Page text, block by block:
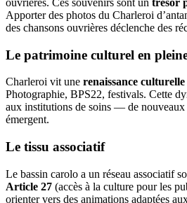
ouvrières. Ces souvenirs sont un trésor
Apporter des photos du Charleroi
des chansons ouvrières déclenche des
Le patrimoine culturel en
Charleroi vit une renaissance culturelle
Photographie, BPS22, festivals. Cette
aux institutions de soins — de nouveaux
émergent.
Le tissu associatif
Le bassin carolo a un réseau associatif
Article 27 (accès à la culture pour les
orienter vers des animations adaptées